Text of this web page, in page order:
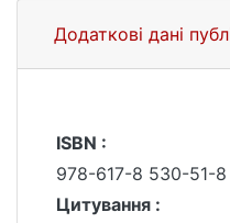
Додаткові дані
ISBN :
978-617-8 530-51-8
Цитування :